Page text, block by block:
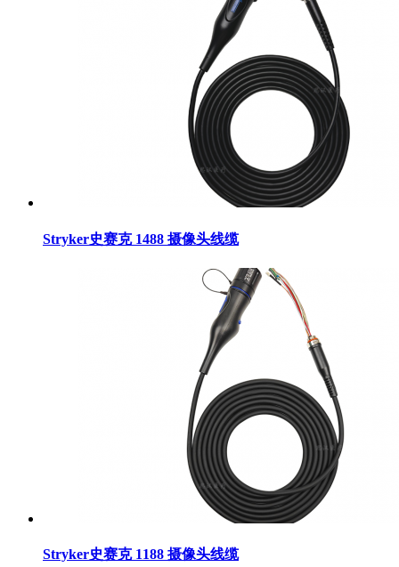
Stryker史赛克 1488 摄像头线缆
Stryker史赛克 1188 摄像头线缆